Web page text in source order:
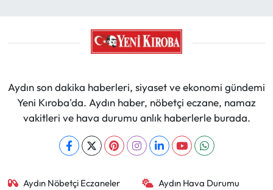
Aydın son dakika haberleri, siyaset ve ekonomi gündemi
Yeni Kıroba'da. Aydın haber, nöbetçi eczane, namaz
vakitleri ve hava durumu anlık haberlerle burada.
Aydın Nöbetçi Eczaneler Aydın Hava Durumu